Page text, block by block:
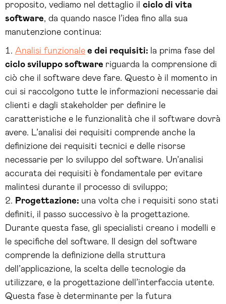
proposito, vediamo nel dettaglio il ciclo di vita
software, da quando nasce l’idea fino alla sua
manutenzione continua:
Analisi funzionale e dei requisiti: la prima fase del
ciclo sviluppo software riguarda la comprensione di
ciò che il software deve fare. Questo è il momento in
cui si raccolgono tutte le informazioni necessarie dai
clienti e dagli stakeholder per definire le
caratteristiche e le funzionalità che il software dovrà
avere. L’analisi dei requisiti comprende anche la
definizione dei requisiti tecnici e delle risorse
necessarie per lo sviluppo del software. Un’analisi
accurata dei requisiti è fondamentale per evitare
malintesi durante il processo di sviluppo;
Progettazione: una volta che i requisiti sono stati
definiti, il passo successivo è la progettazione.
Durante questa fase, gli specialisti creano i modelli e
le specifiche del software. Il design del software
comprende la definizione della struttura
dell’applicazione, la scelta delle tecnologie da
utilizzare, e la progettazione dell’interfaccia utente.
Questa fase è determinante per la futura